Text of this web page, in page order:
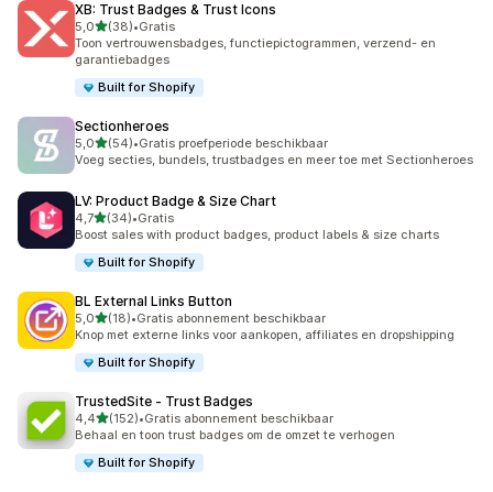
XB: Trust Badges & Trust Icons
5,0van 5 sterren
(38)
38 recensies in totaal
•Gratis
Toon vertrouwensbadges, functiepictogrammen, verzend- en
garantiebadges
Built for Shopify
Sectionheroes
5,0van 5 sterren
(54)
54 recensies in totaal
•Gratis proefperiode beschikbaar
Voeg secties, bundels, trustbadges en meer toe met Sectionheroes
LV: Product Badge & Size Chart
4,7van 5 sterren
(34)
34 recensies in totaal
•Gratis
Boost sales with product badges, product labels & size charts
Built for Shopify
BL External Links Button
5,0van 5 sterren
(18)
18 recensies in totaal
•Gratis abonnement beschikbaar
Knop met externe links voor aankopen, affiliates en dropshipping
Built for Shopify
TrustedSite ‑ Trust Badges
4,4van 5 sterren
(152)
152 recensies in totaal
•Gratis abonnement beschikbaar
Behaal en toon trust badges om de omzet te verhogen
Built for Shopify